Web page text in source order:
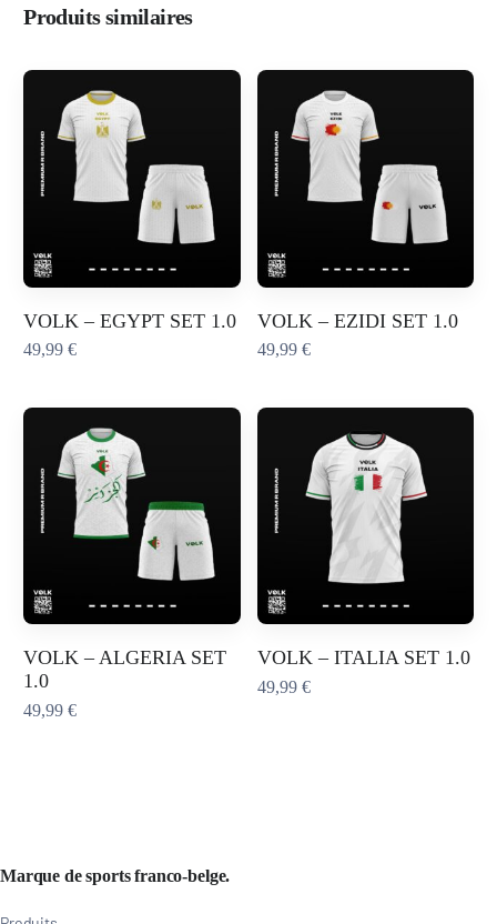
Produits similaires
VOLK – EGYPT SET 1.0
49,99€
VOLK – EZIDI SET 1.0
49,99 €
VOLK – ALGERIA SET
1.0
49,99€
VOLK – ITALIA SET 1.0
49,99 €
Marque de sports franco-belge.